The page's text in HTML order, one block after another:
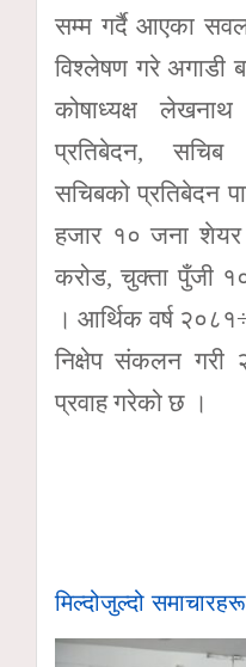
सम्म गर्दै आएका सवल
विश्लेषण गरे अगाडी
कोषाध्यक्ष लेखनाथ
प्रतिबेदन, सचिब
सचिबको प्रतिबेदन
हजार १० जना
करोड, चुक्ता पुँजी
। आर्थिक वर्ष
निक्षेप संकलन गरी
प्रवाह गरेको छ ।
मिल्दोजुल्दो समाचारहरू